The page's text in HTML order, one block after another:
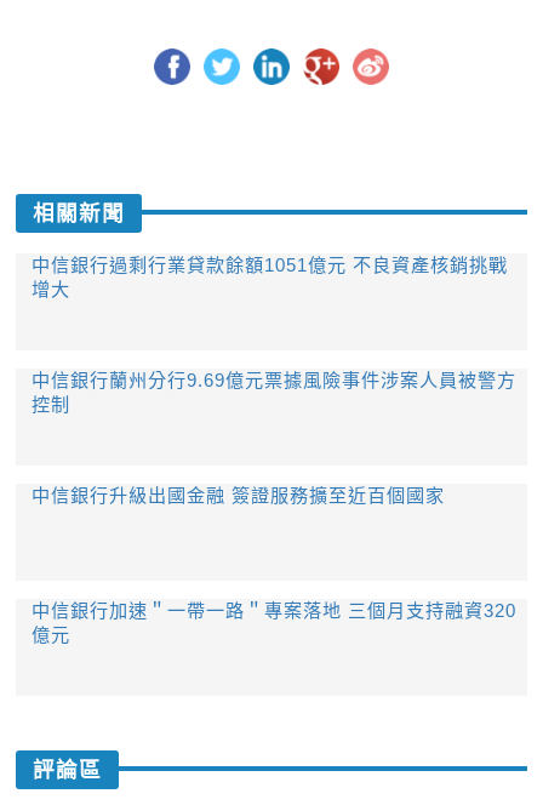
相關新聞
中信銀行過剩行業貸款餘額1051億元 不良資產核銷挑戰
增大
中信銀行蘭州分行9.69億元票據風險事件涉案人員被警方
控制
中信銀行升級出國金融 簽證服務擴至近百個國家
中信銀行加速＂一帶一路＂專案落地 三個月支持融資320
億元
評論區